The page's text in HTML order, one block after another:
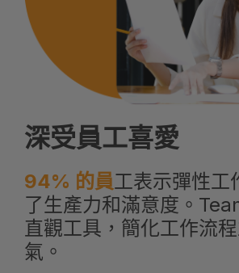
深受員工喜愛
94% 的員工表示彈性工
了生產力和滿意度。
直觀工具，簡化工作流
氣。